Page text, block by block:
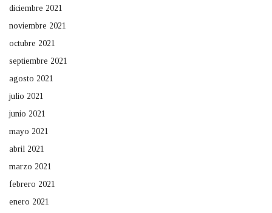
diciembre 2021
noviembre 2021
octubre 2021
septiembre 2021
agosto 2021
julio 2021
junio 2021
mayo 2021
abril 2021
marzo 2021
febrero 2021
enero 2021